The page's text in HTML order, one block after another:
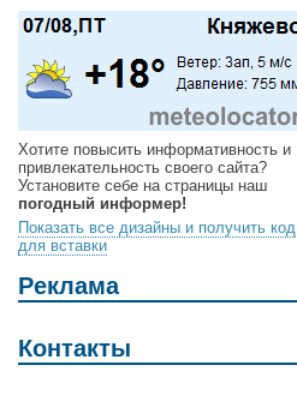
Хотите повысить информативность и
привлекательность своего сайта?
Установите себе на страницы наш
погодный информер!
Показать все дизайны и получить код
для вставки
Реклама
Контакты